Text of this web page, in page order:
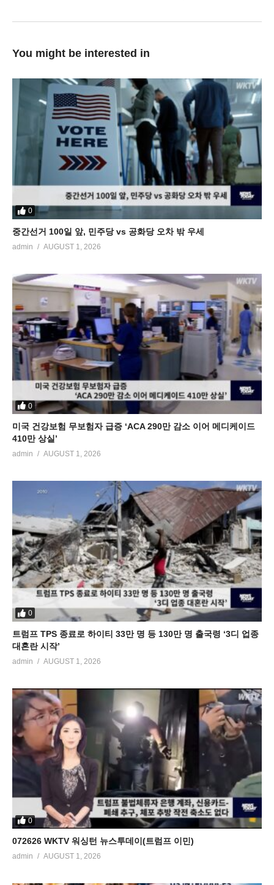
You might be interested in
0
중간선거 100일 앞, 민주당 vs 공화당 오차 밖 우세
admin AUGUST 1, 2026
0
미국 건강보험 무보험자 급증 ‘ACA 290만 감소 이어 메디케이드
410만 상실’
admin AUGUST 1, 2026
0
트럼프 TPS 종료로 하이티 33만 명 등 130만 명 출국령 ‘3디 업종
대혼란 시작’
admin AUGUST 1, 2026
0
072626 WKTV 워싱턴 뉴스투데이(트럼프 이민)
admin AUGUST 1, 2026